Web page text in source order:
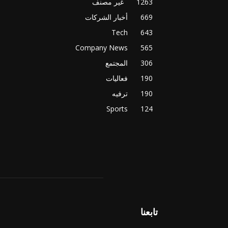
أخبار الشركات
669
Tech
643
Company News
565
المجتمع
306
فعاليات
190
ترفيه
190
Sports
124
تابعنا